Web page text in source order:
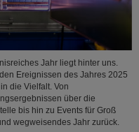
Jahr liegt hinter uns.
Ereignissen des Jahres 2025
die Vielfalt. Von
über die
bis hin zu Events für Groß
wegweisendes Jahr zurück.